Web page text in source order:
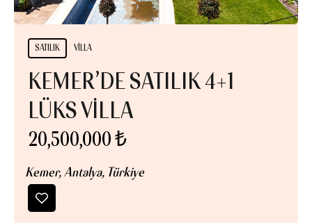
SATILIK VILLA
KEMER’DE SATILIK 4+1
LÜKS VİLLA
20,500,000 ₺
Kemer, Antalya, Türkiye